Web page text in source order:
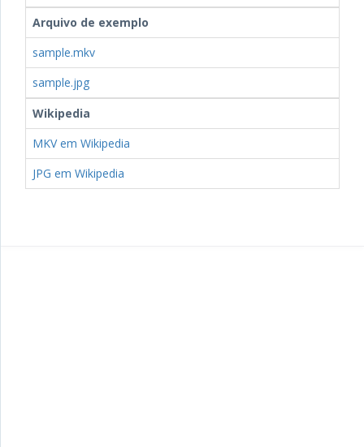
Arquivo de exemplo
sample.mkv
sample.jpg
Wikipedia
MKV em Wikipedia
JPG em Wikipedia